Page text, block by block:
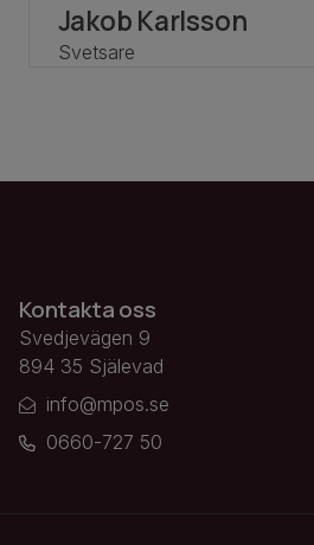
Jakob Karlsson
Svetsare
Kontakta oss
Svedjevägen 9
894 35 Själevad
info@mpos.se
0660-727 50